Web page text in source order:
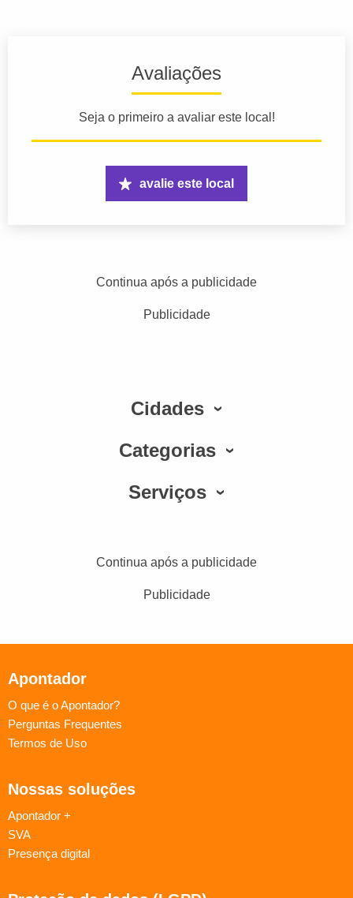
Avaliações
Seja o primeiro a avaliar este local!
avalie este local
Continua após a publicidade
Publicidade
Cidades
Categorias
Serviços
Continua após a publicidade
Publicidade
Apontador
O que é o Apontador?
Perguntas Frequentes
Termos de Uso
Nossas soluções
Apontador +
SVA
Presença digital